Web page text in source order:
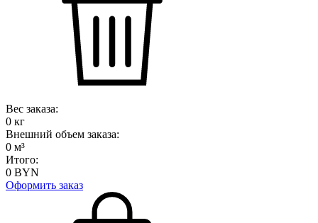
Вес заказа:
0 кг
Внешний объем заказа:
0 м³
Итого:
0 BYN
Оформить заказ